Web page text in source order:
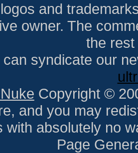
and
owner. The
the
can syndicate our
Copyright ©
and you may
with absolutely no
Page